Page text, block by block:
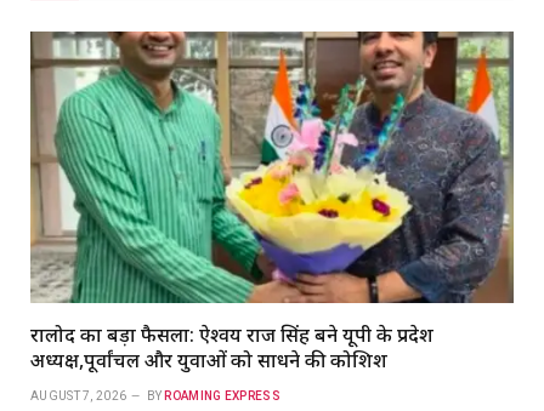
रालोद का बड़ा फैसला: ऐश्वर्य राज सिंह बने यूपी के प्रदेश
अध्यक्ष,पूर्वांचल और युवाओं को साधने की कोशिश
AUGUST 7, 2026 BY ROAMING EXPRESS